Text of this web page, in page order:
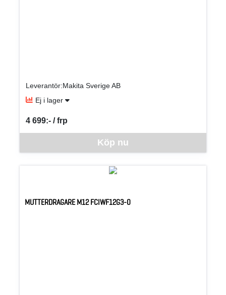
Leverantör:Makita Sverige AB
Ej i lager
Köp nu
4 699:- / frp
SEK per FRP
MUTTERDRAGARE M12 FCIWF12G3-0